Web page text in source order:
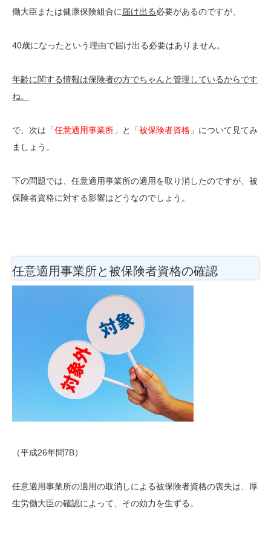
働大臣または健康保険組合に 届け出る必要があるのですが、
40歳になったという理由で届け出る必要はありません。
年齢に関する情報は保険者の方でちゃんと管理しているからです
ね。
で、次は「任意適用事業所 」と「被保険者資格 」について見てみ
ましょう。
下の問題では、任意適用事業所の適用を取り消したのですが、被
保険者資格に対する影響はどうなのでしょう。
任意適用事業所と被保険者資格の確認
（平成26年問7B）
任意適用事業所の適用の取消しによる被保険者資格の喪失は、厚
生労働大臣の確認によって、その効力を生ずる。